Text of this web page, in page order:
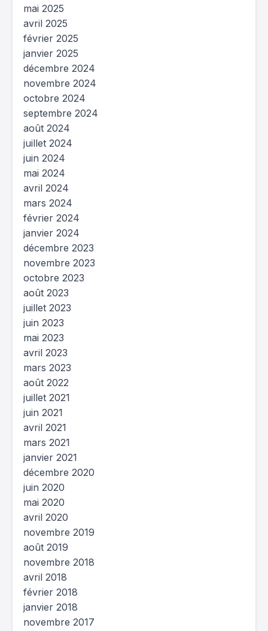
mai 2025
avril 2025
février 2025
janvier 2025
décembre 2024
novembre 2024
octobre 2024
septembre 2024
août 2024
juillet 2024
juin 2024
mai 2024
avril 2024
mars 2024
février 2024
janvier 2024
décembre 2023
novembre 2023
octobre 2023
août 2023
juillet 2023
juin 2023
mai 2023
avril 2023
mars 2023
août 2022
juillet 2021
juin 2021
avril 2021
mars 2021
janvier 2021
décembre 2020
juin 2020
mai 2020
avril 2020
novembre 2019
août 2019
novembre 2018
avril 2018
février 2018
janvier 2018
novembre 2017